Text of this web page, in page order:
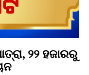
୨୨ ହଜାରରୁ